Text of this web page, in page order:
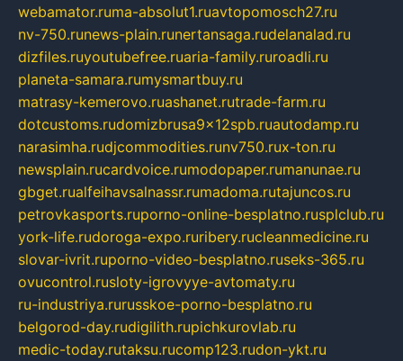
webamator.ruma-absolut1.ruavtopomosch27.ru
nv-750.runews-plain.runertansaga.rudelanalad.ru
dizfiles.ruyoutubefree.ruaria-family.ruroadli.ru
planeta-samara.rumysmartbuy.ru
matrasy-kemerovo.ruashanet.rutrade-farm.ru
dotcustoms.rudomizbrusa9x12spb.ruautodamp.ru
narasimha.rudjcommodities.runv750.rux-ton.ru
newsplain.rucardvoice.rumodopaper.rumanunae.ru
gbget.rualfeihavsalnassr.rumadoma.rutajuncos.ru
petrovkasports.ruporno-online-besplatno.rusplclub.ru
york-life.rudoroga-expo.ruribery.rucleanmedicine.ru
slovar-ivrit.ruporno-video-besplatno.ruseks-365.ru
ovucontrol.rusloty-igrovyye-avtomaty.ru
ru-industriya.rurusskoe-porno-besplatno.ru
belgorod-day.rudigilith.rupichkurovlab.ru
medic-today.rutaksu.rucomp123.rudon-ykt.ru